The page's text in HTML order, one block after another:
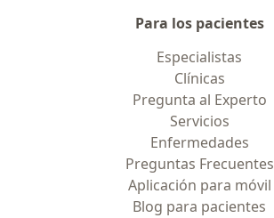
Para los pacientes
Especialistas
Clínicas
Pregunta al Experto
Servicios
Enfermedades
Preguntas Frecuentes
Aplicación para móvil
Blog para pacientes